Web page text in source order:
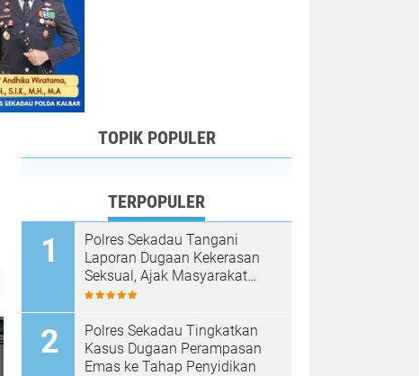
TOPIK POPULER
TERPOPULER
Polres Sekadau Tangani
Laporan Dugaan Kekerasan
Seksual, Ajak Masyarakat
Jaga Ruang Digital
Polres Sekadau Tingkatkan
Kasus Dugaan Perampasan
Emas ke Tahap Penyidikan